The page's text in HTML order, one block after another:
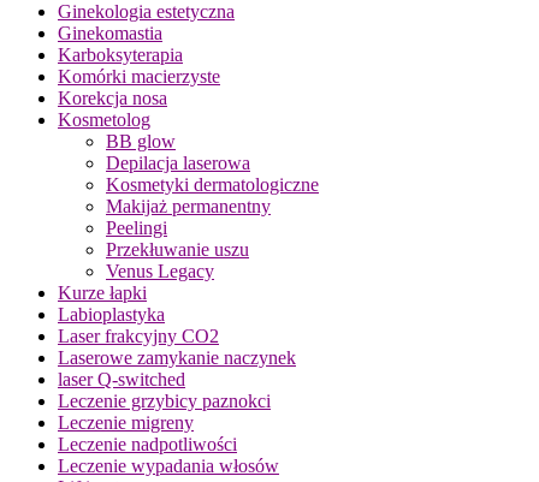
Ginekologia estetyczna
Ginekomastia
Karboksyterapia
Komórki macierzyste
Korekcja nosa
Kosmetolog
BB glow
Depilacja laserowa
Kosmetyki dermatologiczne
Makijaż permanentny
Peelingi
Przekłuwanie uszu
Venus Legacy
Kurze łapki
Labioplastyka
Laser frakcyjny CO2
Laserowe zamykanie naczynek
laser Q-switched
Leczenie grzybicy paznokci
Leczenie migreny
Leczenie nadpotliwości
Leczenie wypadania włosów